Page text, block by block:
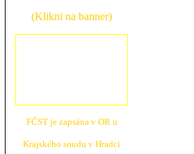
(Klikni na banner)
FČST je zapsána v OR u
Krajského soudu v Hradci